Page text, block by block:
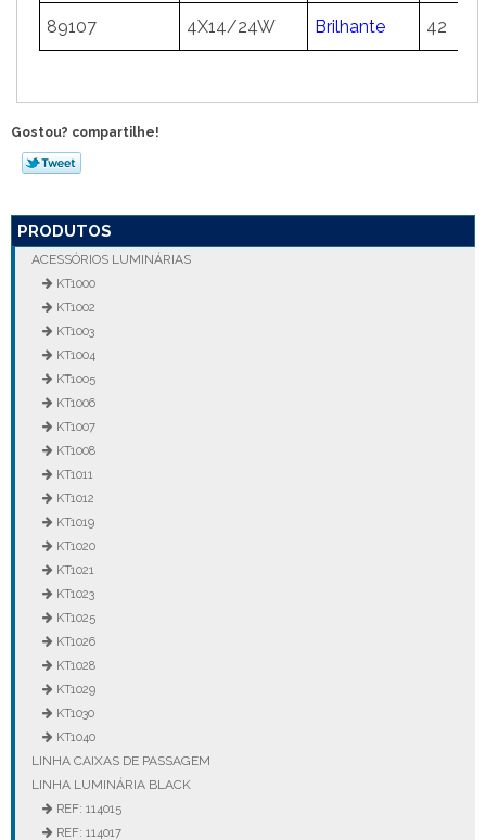
89107 4X14/24W Brilhante 42
Gostou? compartilhe!
PRODUTOS
ACESSÓRIOS LUMINÁRIAS
KT1000
KT1002
KT1003
KT1004
KT1005
KT1006
KT1007
KT1008
KT1011
KT1012
KT1019
KT1020
KT1021
KT1023
KT1025
KT1026
KT1028
KT1029
KT1030
KT1040
LINHA CAIXAS DE PASSAGEM
LINHA LUMINÁRIA BLACK
REF: 114015
REF: 114017